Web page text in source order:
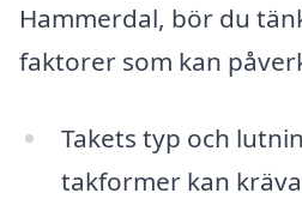
Hammerdal, bör du
faktorer som kan
Takets typ och
takformer kan